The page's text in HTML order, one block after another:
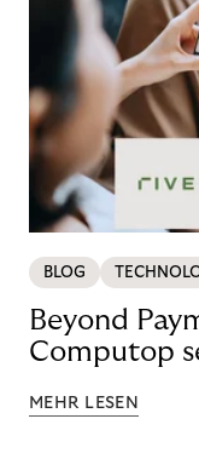
BLOG
Beyond
Computop
MEHR LESEN